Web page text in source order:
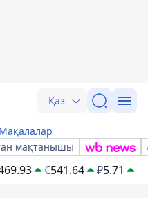
Қаз
Мақалалар
мақтанышы
€541.64 ₽5.71